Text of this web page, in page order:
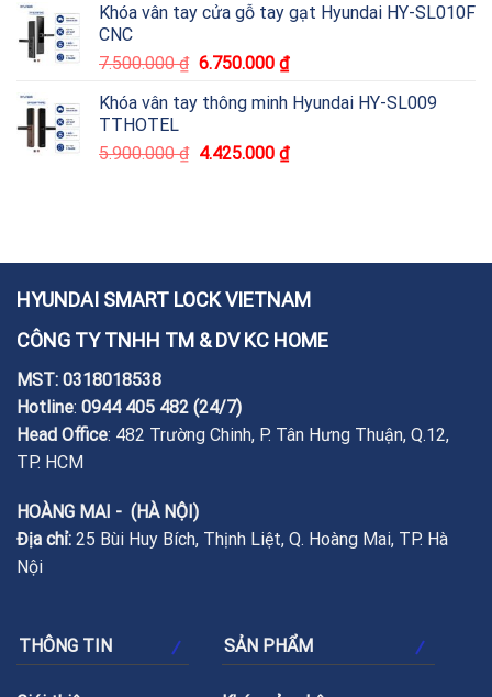
Khóa vân tay cửa gỗ tay gạt Hyundai HY-SL010F
CNC
7.500.000₫ 6.750.000 ₫
Khóa vân tay thông minh Hyundai HY-SL009
TTHOTEL
5.900.000₫ 4.425.000 ₫
HYUNDAI SMART LOCK VIETNAM
CÔNG TY TNHH TM & DV KC HOME
MST: 0318018538
Hotline: 0944 405 482 (24/7)
Head Office: 482 Trường Chinh, P. Tân Hưng Thuận, Q.12,
TP. HCM
HOÀNG MAI - (HÀ NỘI)
Địa chỉ: 25 Bùi Huy Bích, Thịnh Liệt, Q. Hoàng Mai, TP. Hà
Nội
THÔNG TIN SẢN PHẨM